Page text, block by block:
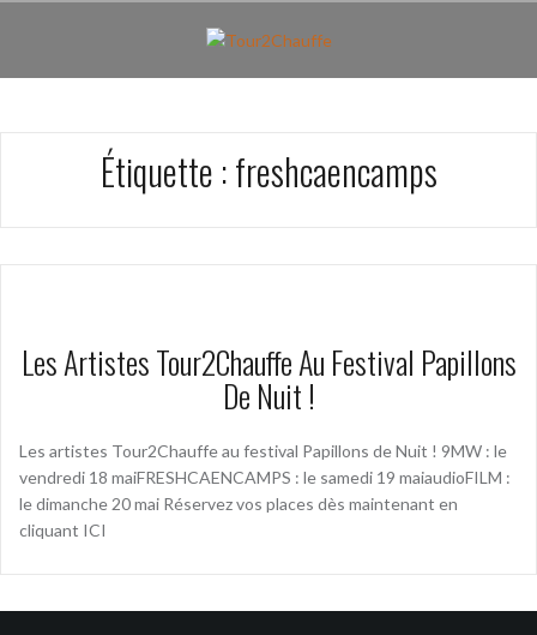
Étiquette :freshcaencamps
Les Artistes Tour2Chauffe Au Festival Papillons
De Nuit !
Les artistes Tour2Chauffe au festival Papillons de Nuit ! 9MW : le
vendredi 18 maiFRESHCAENCAMPS : le samedi 19 maiaudioFILM :
le dimanche 20 mai Réservez vos places dès maintenant en
cliquant ICI